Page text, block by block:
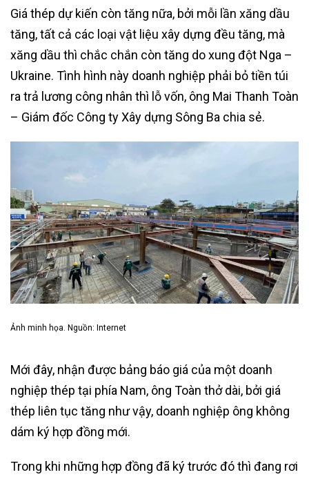
Giá thép dự kiến còn tăng nữa, bởi mỗi lần xăng dầu
tăng, tất cả các loại vật liệu xây dựng đều tăng, mà
xăng dầu thì chắc chắn còn tăng do xung đột Nga –
Ukraine. Tình hình này doanh nghiệp phải bỏ tiền túi
ra trả lương công nhân thì lỗ vốn, ông Mai Thanh Toàn
– Giám đốc Công ty Xây dựng Sông Ba chia sẻ.
Ảnh minh họa. Nguồn: Internet
Mới đây, nhận được bảng báo giá của một doanh
nghiệp thép tại phía Nam, ông Toàn thở dài, bởi giá
thép liên tục tăng như vậy, doanh nghiệp ông không
dám ký hợp đồng mới.
Trong khi những hợp đồng đã ký trước đó thì đang rơi